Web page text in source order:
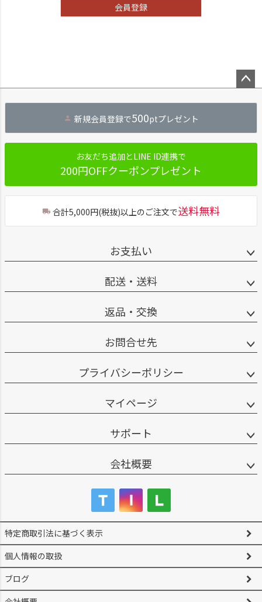
会員登録
へ
新規会員登録で500ptプレゼント
お友だち追加とLINE ID連携で
200円OFFクーポンプレゼント
合計5,000円(税抜)以上のご注文で送料無料
お支払い
配送・送料
返品・交換
お問合せ先
プライバシーポリシー
マイページ
サポート
会社概要
特定商取引法に基づく表示
個人情報の取扱
ブログ